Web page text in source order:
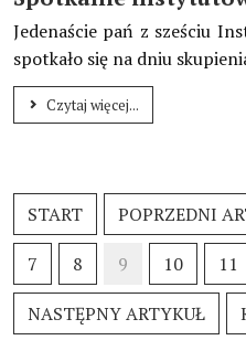
Jedenaście pań z sześciu
spotkało się na dniu
Czytaj więcej...
START POPRZEDNI
7 8 9 10 11
NASTĘPNY ARTYKUŁ